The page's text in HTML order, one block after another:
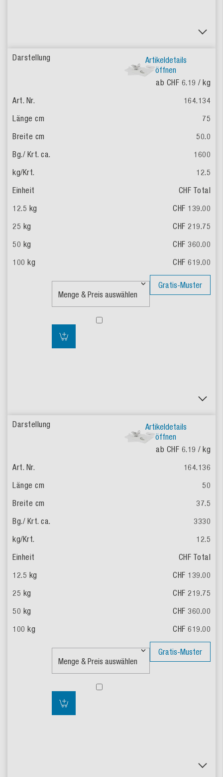
Artikeldetails
öffnen
ab CHF 6.19 / kg
164.134
75
50.0
1600
12.5
CHF Total
CHF 139.00
CHF 219.75
CHF 360.00
CHF 619.00
Gratis-Muster
Artikeldetails
öffnen
ab CHF 6.19 / kg
164.136
50
37.5
3330
12.5
CHF Total
CHF 139.00
CHF 219.75
CHF 360.00
CHF 619.00
Gratis-Muster